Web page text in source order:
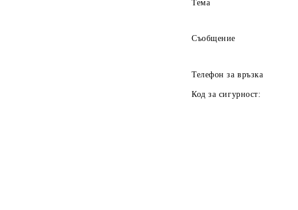
Тема
Съобщение
Телефон за връзка
Код за сигурност: